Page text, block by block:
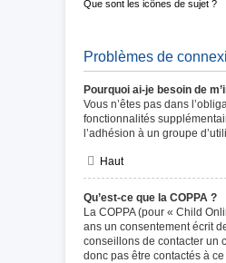
Que sont les icônes de sujet ?
Problèmes de
Pourquoi ai-je besoin de
Vous n’êtes pas dans
fonctionnalités
l’adhésion à un groupe
Haut
Qu’est-ce que la COPPA ?
La COPPA (pour « Child
ans un consentement écrit
conseillons de contacter un
donc pas être contactés à